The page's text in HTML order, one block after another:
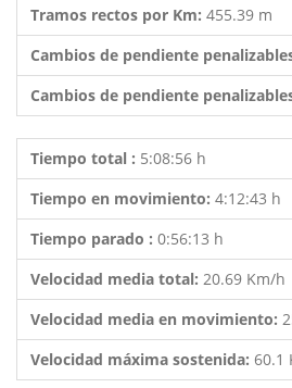
Tramos rectos por Km: 455.39 m
Cambios de pendiente
Cambios de pendiente
Tiempo total : 5:08:56 h
Tiempo en movimiento: 4:12:43 h
Tiempo parado : 0:56:13 h
Velocidad media total: 20.69 Km/h
Velocidad media en movimiento:
Velocidad máxima sostenida: 60.1